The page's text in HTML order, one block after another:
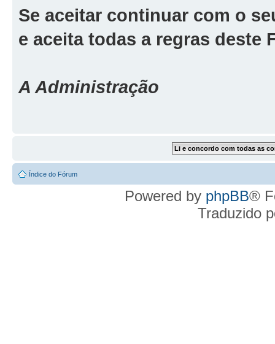
Se aceitar continuar com o
e aceita todas a regras deste
A Administração
Índice do Fórum
Powered by phpBB®
Traduzido